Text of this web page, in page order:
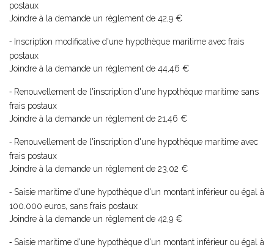
postaux
Joindre à la demande un règlement de 42,9 €
- Inscription modificative d'une hypothèque maritime avec frais
postaux
Joindre à la demande un règlement de 44,46 €
- Renouvellement de l'inscription d'une hypothèque maritime sans
frais postaux
Joindre à la demande un règlement de 21,46 €
- Renouvellement de l'inscription d'une hypothèque maritime avec
frais postaux
Joindre à la demande un règlement de 23,02 €
- Saisie maritime d'une hypothèque d'un montant inférieur ou égal à
100.000 euros, sans frais postaux
Joindre à la demande un règlement de 42,9 €
- Saisie maritime d'une hypothèque d'un montant inférieur ou égal à